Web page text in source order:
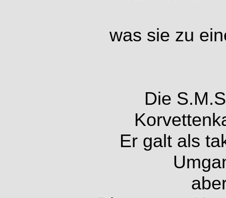
was sie zu
Die
Er galt als